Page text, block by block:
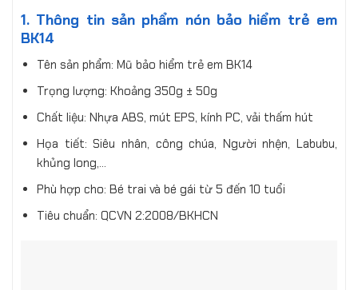
1. Thông tin sản phẩm nón bảo hiểm trẻ em
BK14
Tên sản phẩm: Mũ bảo hiểm trẻ em BK14
Trọng lượng: Khoảng 350g ± 50g
Chất liệu: Nhựa ABS, mút EPS, kính PC, vải thấm hút
Họa tiết: Siêu nhân, công chúa, Người nhện, Labubu,
khủng long,…
Phù hợp cho: Bé trai và bé gái từ 5 đến 10 tuổi
Tiêu chuẩn: QCVN 2:2008/BKHCN